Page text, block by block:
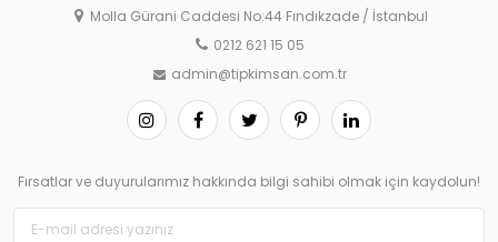
Molla Gürani Caddesi No:44 Fındıkzade / İstanbul
0212 621 15 05
admin@tipkimsan.com.tr
Fırsatlar ve duyurularımız hakkında bilgi sahibi olmak için kaydolun!